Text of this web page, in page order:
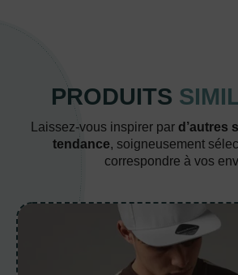
PRODUITS
Laissez-vous inspirer par d’autres
tendance, soigneusement
correspondre à vos